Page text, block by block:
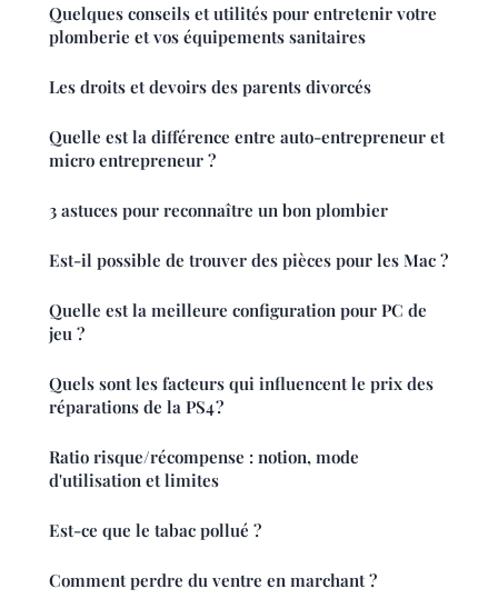
Quelques conseils et utilités pour entretenir votre
plomberie et vos équipements sanitaires
Les droits et devoirs des parents divorcés
Quelle est la différence entre auto-entrepreneur et
micro entrepreneur ?
3 astuces pour reconnaître un bon plombier
Est-il possible de trouver des pièces pour les Mac ?
Quelle est la meilleure configuration pour PC de
jeu ?
Quels sont les facteurs qui influencent le prix des
réparations de la PS4 ?
Ratio risque/récompense : notion, mode
d'utilisation et limites
Est-ce que le tabac pollué ?
Comment perdre du ventre en marchant ?